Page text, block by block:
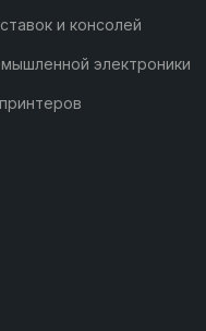
и консолей
электроники